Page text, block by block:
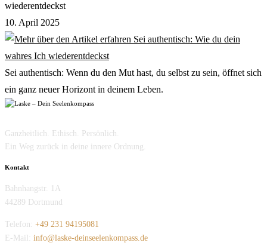
wiederentdeckst
10. April 2025
Sei authentisch: Wenn du den Mut hast, du selbst zu sein, öffnet sich
ein ganz neuer Horizont in deinem Leben.
Ganzheitlich. Ethisch. Persönlich.
Ein Weg zurück in deine innere Ordnung.
Kontakt
Bahnhangstr. 1A
44289 Dortmund
Telefon: +49 231 94195081
E-Mail: info@laske-deinseelenkompass.de